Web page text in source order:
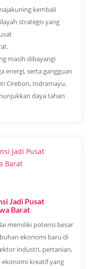
kembali
strategis yang
masih dibayangi
energi, serta gangguan
Cirebon, Indramayu,
daya tahan
Jadi Pusat
Barat
memiliki potensi besar
ekonomi baru di
industri, pertanian,
ekonomi kreatif yang